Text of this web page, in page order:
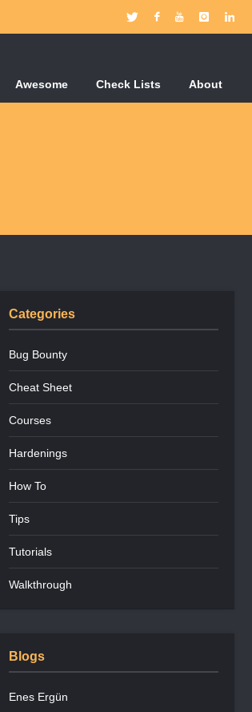
Awesome Check Lists About
Categories
Bug Bounty
Cheat Sheet
Courses
Hardenings
How To
Tips
Tutorials
Walkthrough
Blogs
Enes Ergün